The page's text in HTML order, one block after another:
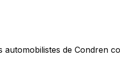
de Condren